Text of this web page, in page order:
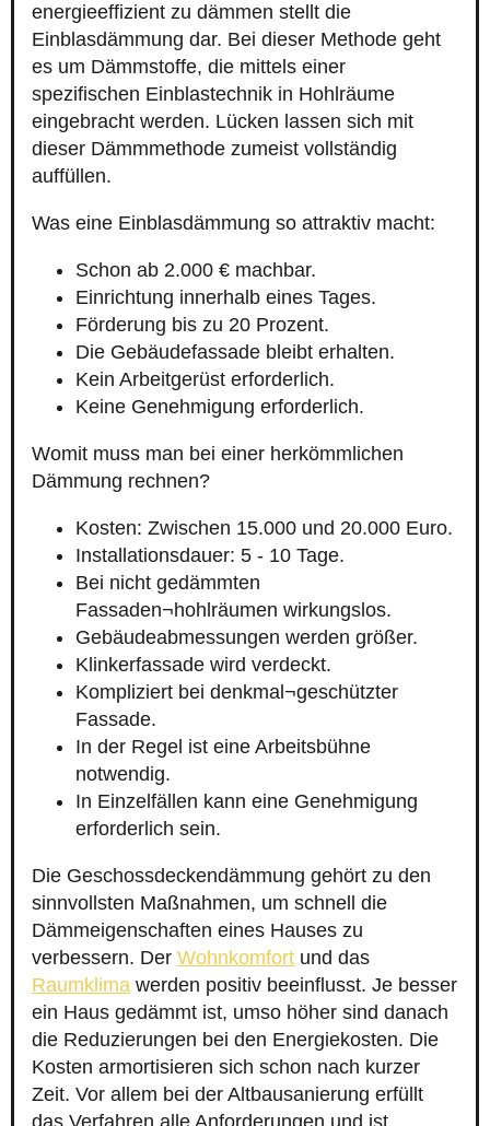
energieeffizient zu dämmen stellt die
Einblasdämmung dar. Bei dieser Methode geht
es um Dämmstoffe, die mittels einer
spezifischen Einblastechnik in Hohlräume
eingebracht werden. Lücken lassen sich mit
dieser Dämmmethode zumeist vollständig
auffüllen.
Was eine Einblasdämmung so attraktiv macht:
Schon ab 2.000 € machbar.
Einrichtung innerhalb eines Tages.
Förderung bis zu 20 Prozent.
Die Gebäudefassade bleibt erhalten.
Kein Arbeitgerüst erforderlich.
Keine Genehmigung erforderlich.
Womit muss man bei einer herkömmlichen
Dämmung rechnen?
Kosten: Zwischen 15.000 und 20.000 Euro.
Installationsdauer: 5 - 10 Tage.
Bei nicht gedämmten
Fassaden¬hohlräumen wirkungslos.
Gebäudeabmessungen werden größer.
Klinkerfassade wird verdeckt.
Kompliziert bei denkmal¬geschützter
Fassade.
In der Regel ist eine Arbeitsbühne
notwendig.
In Einzelfällen kann eine Genehmigung
erforderlich sein.
Die Geschossdeckendämmung gehört zu den
sinnvollsten Maßnahmen, um schnell die
Dämmeigenschaften eines Hauses zu
verbessern. Der Wohnkomfort und das
Raumklima werden positiv beeinflusst. Je besser
ein Haus gedämmt ist, umso höher sind danach
die Reduzierungen bei den Energiekosten. Die
Kosten armortisieren sich schon nach kurzer
Zeit. Vor allem bei der Altbausanierung erfüllt